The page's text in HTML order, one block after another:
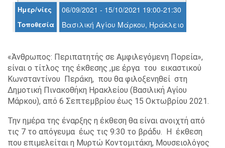
ΔΗΜΟΣ
ΠΟΛΙΤΙΣΜΟΣ
ΑΝΘΕΚΤΙΚΗ
ΠΟΛΗ
Ημερ/νίες 06/09/2021 - 15/10/2021 19:00-21:30
Τοποθεσία Βασιλική Αγίου Μάρκου, Ηράκλειο
«Άνθρωπος: Περιπατητής σε Αμφιλεγόμενη Πορεία»,
είναι ο τίτλος της έκθεσης ,με έργα του εικαστικού
Κωνσταντίνου Περάκη, που θα φιλοξενηθεί στη
Δημοτική Πινακοθήκη Ηρακλείου (Βασιλική Αγίου
Μάρκου), από 6 Σεπτεμβρίου έως 15 Οκτωβρίου 2021.
Την ημέρα της έναρξης η έκθεση θα είναι ανοιχτή από
τις 7 το απόγευμα έως τις 9:30 το βράδυ. Η έκθεση
που επιμελείται η Μυρτώ Κοντομιτάκη, Μουσειολόγος